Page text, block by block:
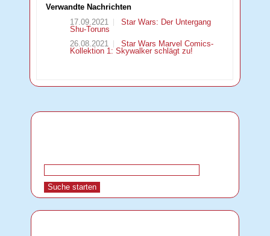
Verwandte Nachrichten
17.09.2021
Star Wars: Der Untergang
Shu-Toruns
26.08.2021
Star Wars Marvel Comics-
Kollektion 1: Skywalker schlägt zu!